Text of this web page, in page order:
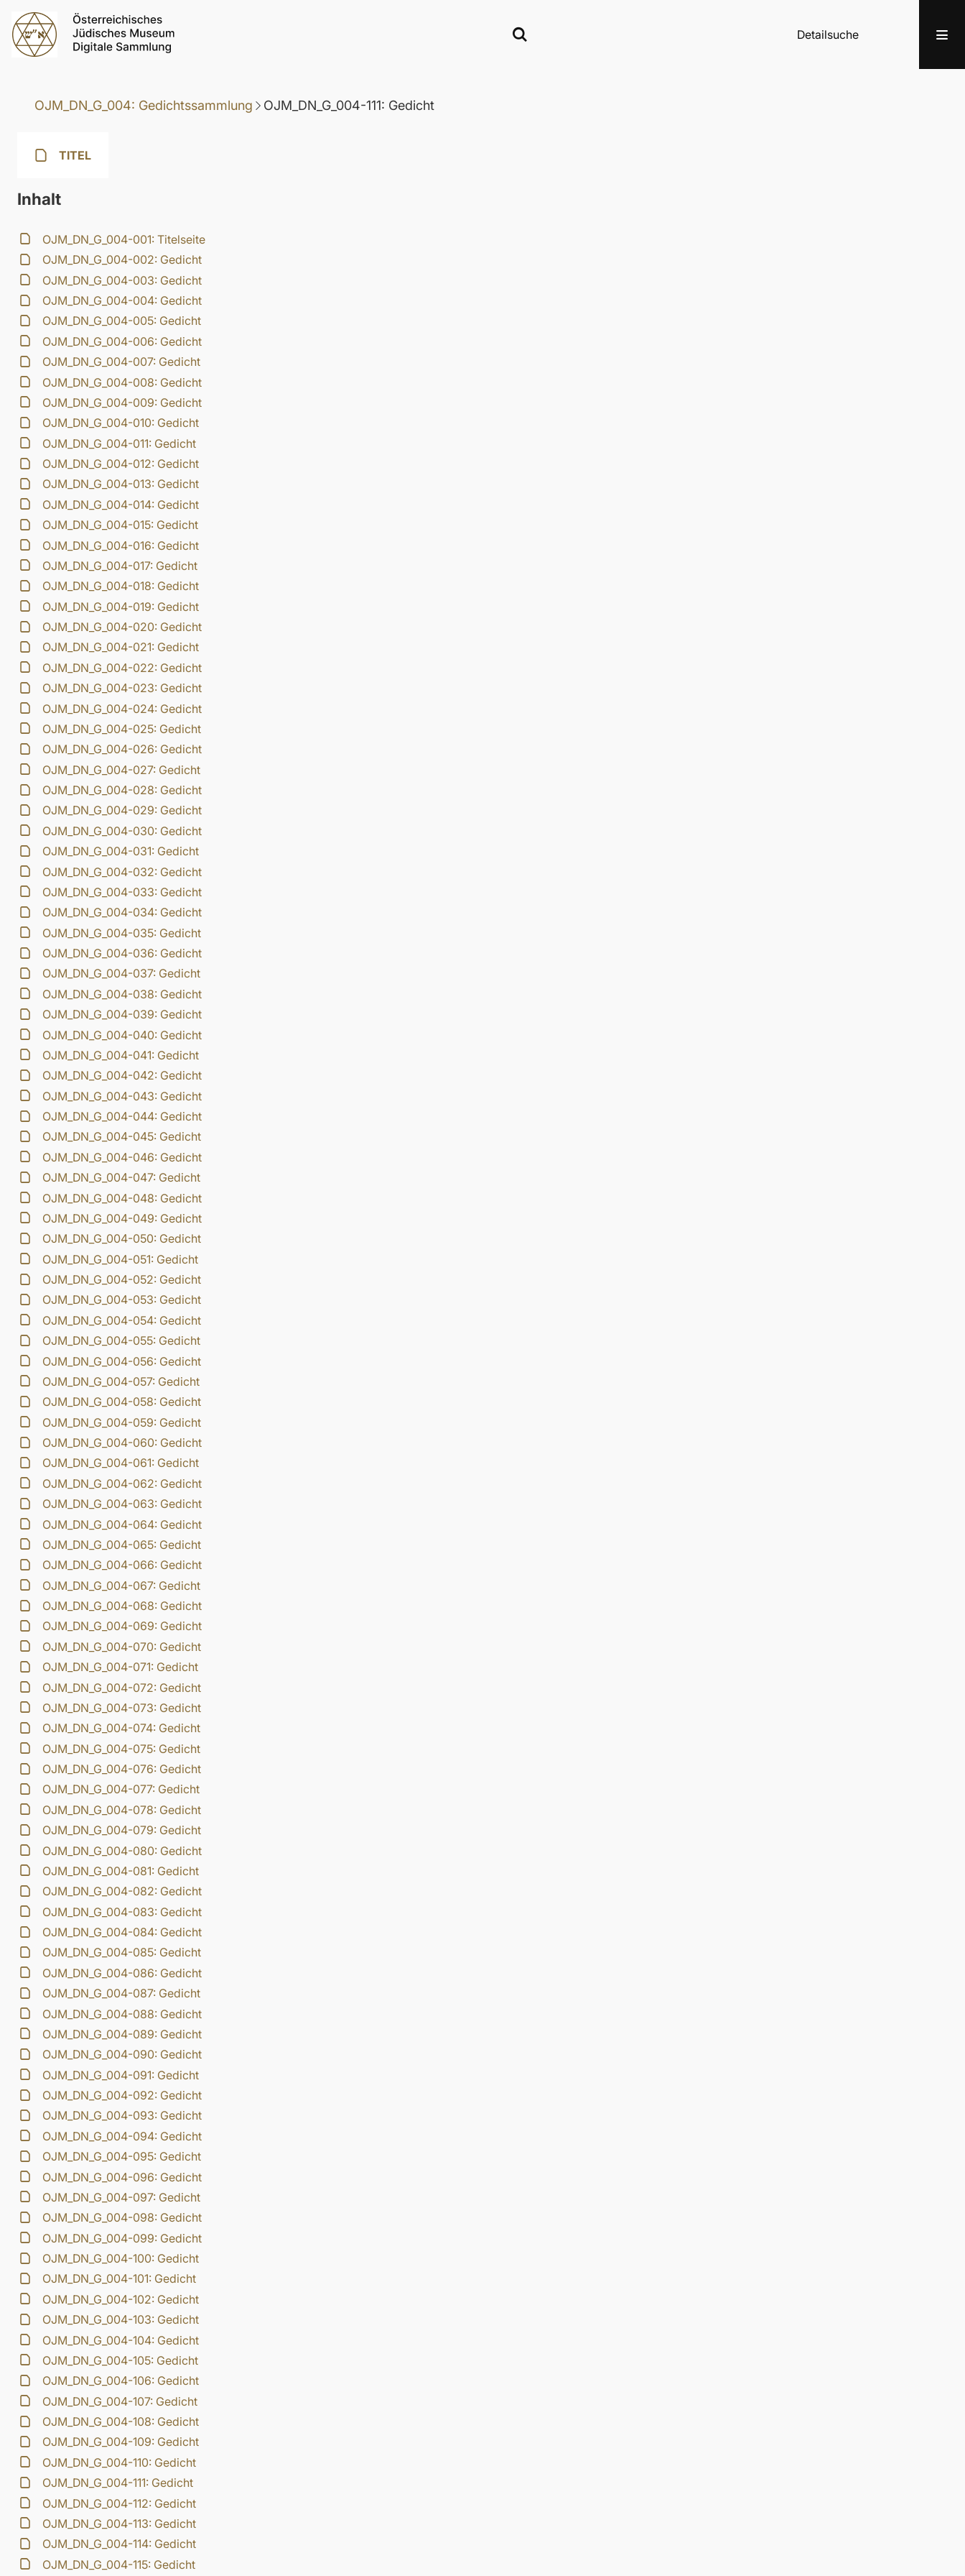
Detailsuche
OJM_DN_G_004: Gedichtssammlung OJM_DN_G_004-111: Gedicht
TITEL
Inhalt
OJM_DN_G_004-001: Titelseite
OJM_DN_G_004-002: Gedicht
OJM_DN_G_004-003: Gedicht
OJM_DN_G_004-004: Gedicht
OJM_DN_G_004-005: Gedicht
OJM_DN_G_004-006: Gedicht
OJM_DN_G_004-007: Gedicht
OJM_DN_G_004-008: Gedicht
OJM_DN_G_004-009: Gedicht
OJM_DN_G_004-010: Gedicht
OJM_DN_G_004-011: Gedicht
OJM_DN_G_004-012: Gedicht
OJM_DN_G_004-013: Gedicht
OJM_DN_G_004-014: Gedicht
OJM_DN_G_004-015: Gedicht
OJM_DN_G_004-016: Gedicht
OJM_DN_G_004-017: Gedicht
OJM_DN_G_004-018: Gedicht
OJM_DN_G_004-019: Gedicht
OJM_DN_G_004-020: Gedicht
OJM_DN_G_004-021: Gedicht
OJM_DN_G_004-022: Gedicht
OJM_DN_G_004-023: Gedicht
OJM_DN_G_004-024: Gedicht
OJM_DN_G_004-025: Gedicht
OJM_DN_G_004-026: Gedicht
OJM_DN_G_004-027: Gedicht
OJM_DN_G_004-028: Gedicht
OJM_DN_G_004-029: Gedicht
OJM_DN_G_004-030: Gedicht
OJM_DN_G_004-031: Gedicht
OJM_DN_G_004-032: Gedicht
OJM_DN_G_004-033: Gedicht
OJM_DN_G_004-034: Gedicht
OJM_DN_G_004-035: Gedicht
OJM_DN_G_004-036: Gedicht
OJM_DN_G_004-037: Gedicht
OJM_DN_G_004-038: Gedicht
OJM_DN_G_004-039: Gedicht
OJM_DN_G_004-040: Gedicht
OJM_DN_G_004-041: Gedicht
OJM_DN_G_004-042: Gedicht
OJM_DN_G_004-043: Gedicht
OJM_DN_G_004-044: Gedicht
OJM_DN_G_004-045: Gedicht
OJM_DN_G_004-046: Gedicht
OJM_DN_G_004-047: Gedicht
OJM_DN_G_004-048: Gedicht
OJM_DN_G_004-049: Gedicht
OJM_DN_G_004-050: Gedicht
OJM_DN_G_004-051: Gedicht
OJM_DN_G_004-052: Gedicht
OJM_DN_G_004-053: Gedicht
OJM_DN_G_004-054: Gedicht
OJM_DN_G_004-055: Gedicht
OJM_DN_G_004-056: Gedicht
OJM_DN_G_004-057: Gedicht
OJM_DN_G_004-058: Gedicht
OJM_DN_G_004-059: Gedicht
OJM_DN_G_004-060: Gedicht
OJM_DN_G_004-061: Gedicht
OJM_DN_G_004-062: Gedicht
OJM_DN_G_004-063: Gedicht
OJM_DN_G_004-064: Gedicht
OJM_DN_G_004-065: Gedicht
OJM_DN_G_004-066: Gedicht
OJM_DN_G_004-067: Gedicht
OJM_DN_G_004-068: Gedicht
OJM_DN_G_004-069: Gedicht
OJM_DN_G_004-070: Gedicht
OJM_DN_G_004-071: Gedicht
OJM_DN_G_004-072: Gedicht
OJM_DN_G_004-073: Gedicht
OJM_DN_G_004-074: Gedicht
OJM_DN_G_004-075: Gedicht
OJM_DN_G_004-076: Gedicht
OJM_DN_G_004-077: Gedicht
OJM_DN_G_004-078: Gedicht
OJM_DN_G_004-079: Gedicht
OJM_DN_G_004-080: Gedicht
OJM_DN_G_004-081: Gedicht
OJM_DN_G_004-082: Gedicht
OJM_DN_G_004-083: Gedicht
OJM_DN_G_004-084: Gedicht
OJM_DN_G_004-085: Gedicht
OJM_DN_G_004-086: Gedicht
OJM_DN_G_004-087: Gedicht
OJM_DN_G_004-088: Gedicht
OJM_DN_G_004-089: Gedicht
OJM_DN_G_004-090: Gedicht
OJM_DN_G_004-091: Gedicht
OJM_DN_G_004-092: Gedicht
OJM_DN_G_004-093: Gedicht
OJM_DN_G_004-094: Gedicht
OJM_DN_G_004-095: Gedicht
OJM_DN_G_004-096: Gedicht
OJM_DN_G_004-097: Gedicht
OJM_DN_G_004-098: Gedicht
OJM_DN_G_004-099: Gedicht
OJM_DN_G_004-100: Gedicht
OJM_DN_G_004-101: Gedicht
OJM_DN_G_004-102: Gedicht
OJM_DN_G_004-103: Gedicht
OJM_DN_G_004-104: Gedicht
OJM_DN_G_004-105: Gedicht
OJM_DN_G_004-106: Gedicht
OJM_DN_G_004-107: Gedicht
OJM_DN_G_004-108: Gedicht
OJM_DN_G_004-109: Gedicht
OJM_DN_G_004-110: Gedicht
OJM_DN_G_004-111: Gedicht
OJM_DN_G_004-112: Gedicht
OJM_DN_G_004-113: Gedicht
OJM_DN_G_004-114: Gedicht
OJM_DN_G_004-115: Gedicht